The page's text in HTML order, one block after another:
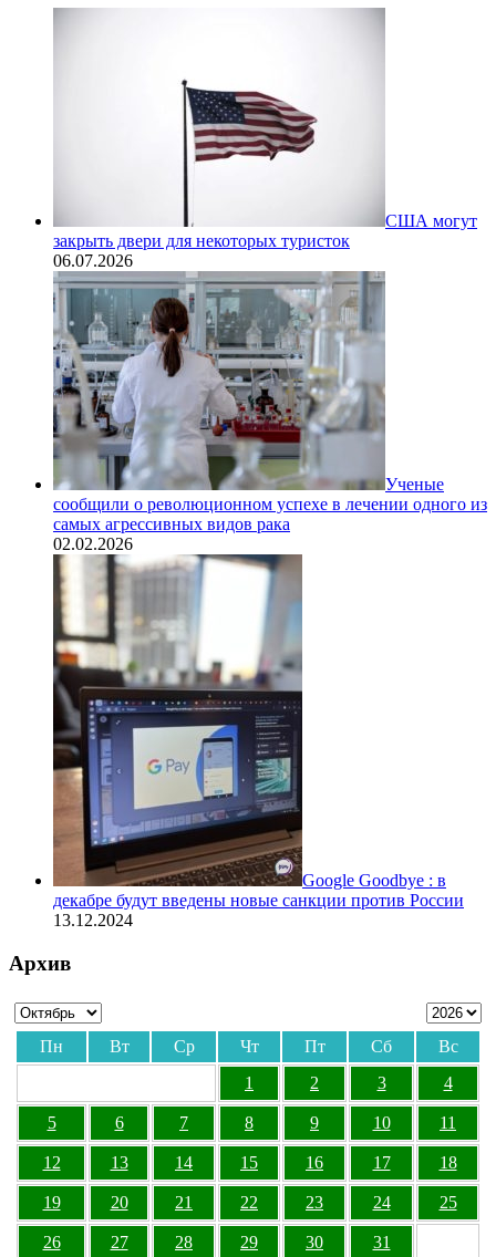
США могут
закрыть двери для некоторых туристок
06.07.2026
Ученые
сообщили о революционном успехе в лечении одного из
самых агрессивных видов рака
02.02.2026
Google Goodbye : в
декабре будут введены новые санкции против России
13.12.2024
Архив
Пн Вт Ср Чт Пт Сб
Вс
1
2 3 4
5 6 7 8 9 10 11
12 13 14 15 16 17 18
19 20 21 22 23 24 25
26 27 28 29 30 31